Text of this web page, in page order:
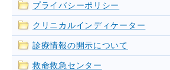
プライバシーポリシー
クリニカルインディケーター
診療情報の開示について
救命救急センター